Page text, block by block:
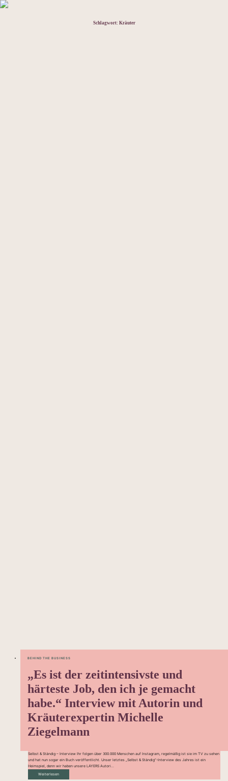
Schlagwort: Kräuter
BEHIND THE BUSINESS
„Es ist der zeitintensivste und
härteste Job, den ich je gemacht
habe.“ Interview mit Autorin und
Kräuterexpertin Michelle
Ziegelmann
Selbst & Ständig – Interview Ihr folgen über 300.000 Menschen auf Instagram, regelmäßig ist sie im TV zu sehen
und hat nun sogar ein Buch veröffentlicht. Unser letztes „Selbst & Ständig“-Interview des Jahres ist ein
Heimspiel, denn wir haben unsere LAYERS Autori...
Weiterlesen